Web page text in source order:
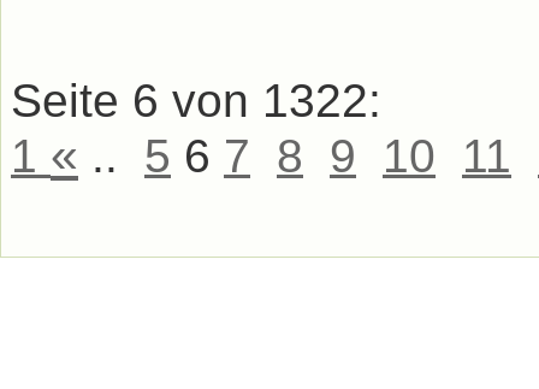
Seite 6 von 1322:
1 « .. 5 6 7 8 9 10 11